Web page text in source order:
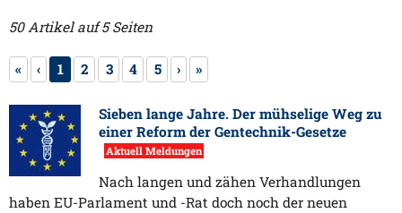
50 Artikel auf 5 Seiten
« ‹ 1 2 3 4 5 › »
Sieben lange Jahre. Der mühselige Weg zu
einer Reform der Gentechnik-Gesetze
Aktuell Meldungen
Nach langen und zähen Verhandlungen
haben EU-Parlament und -Rat doch noch der neuen